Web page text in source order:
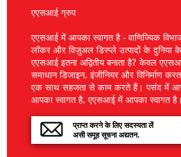
एएसआई ग्रुप
एएसआई में आपका स्वागत है - वाणिज्यिक
लॉकर और विज़ुअल डिस्प्ले उत्पादों के दुनिया के
एएसआई इतना अद्वितीय बनाता है? केवल
समाधान डिजाइन, इंजीनियर और विनिर्माण
एक साथ सहजता से काम करते हैं। पसंद में
आपका स्वागत है, एएसआई में आपका स्वागत है।
प्राप्त करने के लिए सदस्यता लें
असी समूह सूचना अद्यतन.